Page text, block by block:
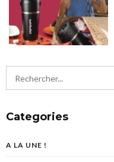
Categories
A LA UNE !